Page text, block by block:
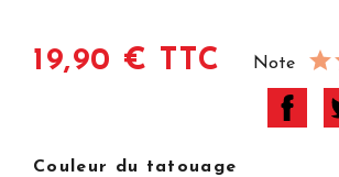
19,90 € TTC Note
Couleur du tatouage